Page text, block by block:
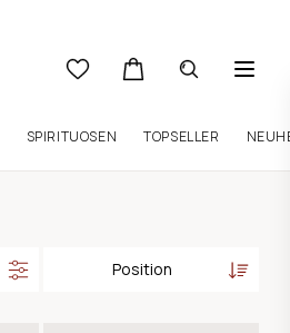
SPIRITUOSEN TOPSELLER